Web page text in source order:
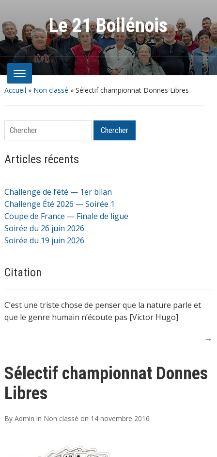
Le 21 Bollénois
Accueil » Non classé » Sélectif championnat Donnes Libres
Chercher Chercher
Articles récents
Challenge de l’été — 1er bilan
Challenge Été 2026 — Soirée 1
Coupe de France — Finale de ligue
Soirée du 26 juin 2026
Soirée du 19 juin 2026
Citation
C’est une triste chose de penser que la nature parle et
que le genre humain n’écoute pas [Victor Hugo]
→
Sélectif championnat Donnes
Libres
By Admin in Non classé on 14 novembre 2016